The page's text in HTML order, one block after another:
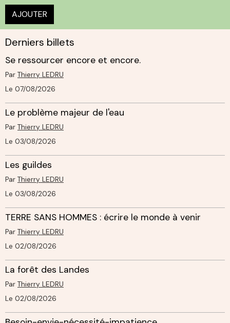
AJOUTER
Derniers billets
Se ressourcer encore et encore.
Par Thierry LEDRU
Le 07/08/2026
Le problème majeur de l'eau
Par Thierry LEDRU
Le 03/08/2026
Les guildes
Par Thierry LEDRU
Le 03/08/2026
TERRE SANS HOMMES : écrire le monde à venir
Par Thierry LEDRU
Le 02/08/2026
La forêt des Landes
Par Thierry LEDRU
Le 02/08/2026